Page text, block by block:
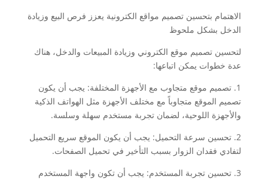
الاهتمام بتحسين تصميم مواقع الكترونية يعزز فرص البيع وزيادة
الدخل بشكل ملحوظ
لتحسين تصميم موقع الكتروني وزيادة المبيعات والدخل، هناك
عدة خطوات يمكن اتباعها:
1. تصميم موقع متجاوب مع الأجهزة المختلفة: يجب أن يكون
تصميم الموقع متجاوباً مع مختلف الأجهزة مثل الهواتف الذكية
والأجهزة اللوحية، لضمان تجربة مستخدم سهلة وسلسة.
2. تحسين سرعة التحميل: يجب أن يكون الموقع سريع التحميل
لتفادي فقدان الزوار بسبب التأخير في تحميل الصفحات.
3. تحسين تجربة المستخدم: يجب أن تكون واجهة المستخدم